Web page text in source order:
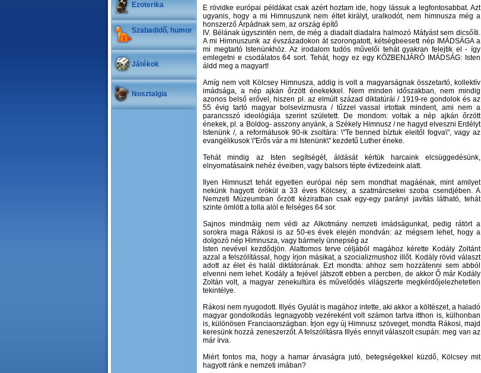
Ezoterika
Szabadidő, humor
Játékok
Nosztalgia
E rövidke európai példákat csak azért hoztam ide, hogy lássuk a legfontosabbat. Azt
ugyanis, hogy a mi Himnuszunk nem éltet királyt, uralkodót, nem himnusza még a
honszerző Árpádnak sem, az ország építő
IV. Bélának úgyszintén nem, de még a diadalt diadalra halmozó Mátyást sem dicsőíti.
A mi Himnuszunk az évszázadokon át szorongatott, kétségbeesett nép IMÁDSÁGA a
mi megtartó Istenünkhöz. Az irodalom tudós művelői tehát gyakran felejtik el - így
emlegetni e csodálatos 64 sort. Tehát, hogy ez egy KÖZBENJÁRÓ IMÁDSÁG: Isten
áldd meg a magyart!
Amíg nem volt Kölcsey Himnusza, addig is volt a magyarságnak összetartó, kollektív
imádsága, a nép ajkán őrzött énekekkel. Nem minden időszakban, nem mindig
azonos belső erővel, hiszen pl. az elmúlt század diktatúrái / 1919-re gondolok és az
55 évig tartó magyar bolsevizmusra / tűzzel vassal irtottak mindent, ami nem a
parancsszó ideológiája szerint született. De mondom: voltak a nép ajkán őrzött
énekek, pl. a Boldog- asszony anyánk, a Székely Himnusz / ne hagyd elveszni Erdélyt
Istenünk /, a reformátusok 90-ik zsoltára: \"Te benned bíztuk eleitől fogva\", vagy az
evangélikusok \"Erős vár a mi Istenünk\" kezdetű Luther éneke.
Tehát mindig az Isten segítségét, áldását kértük harcaink elcsüggedésünk,
elnyomatásaink nehéz éveiben, vagy balsors tépte évtizedeink alatt.
Ilyen Himnuszt tehát egyetlen európai nép sem mondhat magáénak, mint amilyet
nekünk hagyott örökül a 33 éves Kölcsey, a szatmárcsekei szoba csendjében. A
Nemzeti Múzeumban őrzött kéziratban csak egy-egy parányi javítás látható, tehát
szinte ömlött a tolla alól e felséges 64 sor.
Sajnos mindmáig nem védi az Alkotmány nemzeti imádságunkat, pedig rátört a
sorokra maga Rákosi is az 50-es évek elején mondván: az mégsem lehet, hogy a
dolgozó nép Himnusza, vagy bármely ünnepség az
Isten nevével kezdődjön. Alattomos terve céljából magához kérette Kodály Zoltánt
azzal a felszólítással, hogy írjon másikat, a szocializmushoz illőt. Kodály rövid választ
adott az élet és halál diktátorának. Ezt mondta: ahhoz sem hozzátenni sem abból
elvenni nem lehet. Kodály a fejével játszott ebben a percben, de akkor Ő már Kodály
Zoltán volt, a magyar zenekultúra és művelődés világszerte megkérdőjelezhetetlen
tekintélye.
Rákosi nem nyugodott. Illyés Gyulát is magához intette, aki akkor a költészet, a haladó
magyar gondolkodás legnagyobb vezéreként volt számon tartva itthon is, külhonban
is, különösen Franciaországban. Írjon egy új Himnusz szöveget, mondta Rákosi, majd
keresünk hozzá zeneszerzőt. A felszólításra Illyés ennyit válaszolt csupán: meg van az
már írva.
Miért fontos ma, hogy a hamar árvaságra jutó, betegségekkel küzdő, Kölcsey mit
hagyott ránk e nemzeti imában?